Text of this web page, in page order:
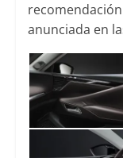
anunciada en